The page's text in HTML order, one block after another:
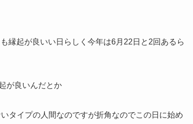
縁起が良いい日らしく今年は6月22日と2回あるら
が良いんだとか
タイプの人間なのですが折角なのでこの日に始め